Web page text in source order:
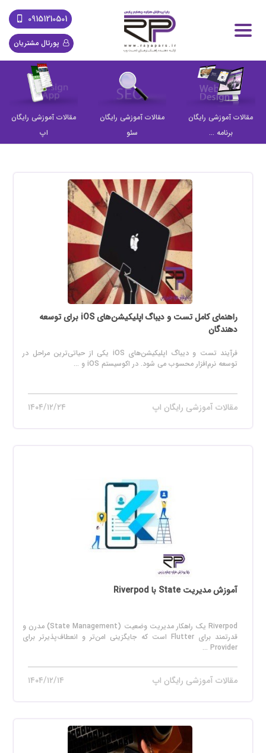
09151210501
پورتال مشتریان
مقالات آموزشی رایگان
اپ
مقالات آموزشی رایگان
سئو
مقالات آموزشی رایگان
برنامه ...
راهنمای کامل تست و دیباگ اپلیکیشن‌های iOS برای توسعه
دهندگان
فرآیند تست و دیباگ اپلیکیشن‌های iOS یکی از حیاتی‌ترین مراحل در
توسعه نرم‌افزار محسوب می‌ شود. در اکوسیستم iOS و ...
مقالات آموزشی رایگان اپ ۱۴۰۴/۱۲/۲۴
آموزش مدیریت State با Riverpod
Riverpod یک راهکار مدیریت وضعیت (State Management) مدرن و
قدرتمند برای Flutter است که جایگزینی امن‌تر و انعطاف‌پذیرتر برای
Provider ...
مقالات آموزشی رایگان اپ ۱۴۰۴/۱۲/۱۴